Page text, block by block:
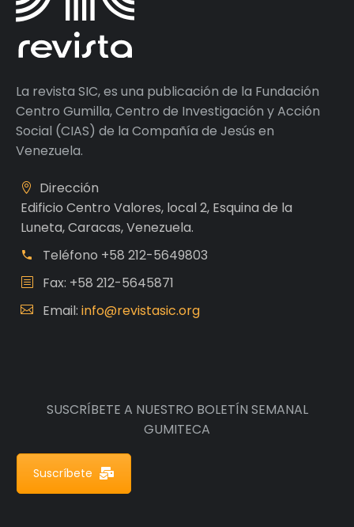
La revista SIC, es una publicación de la Fundación
Centro Gumilla, Centro de Investigación y Acción
Social (CIAS) de la Compañía de Jesús en
Venezuela.
Dirección
Edificio Centro Valores, local 2, Esquina de la
Luneta, Caracas, Venezuela.
Teléfono +58 212-5649803
Fax: +58 212-5645871
Email: info@revistasic.org
SUSCRÍBETE A NUESTRO BOLETÍN SEMANAL
GUMITECA
Suscríbete